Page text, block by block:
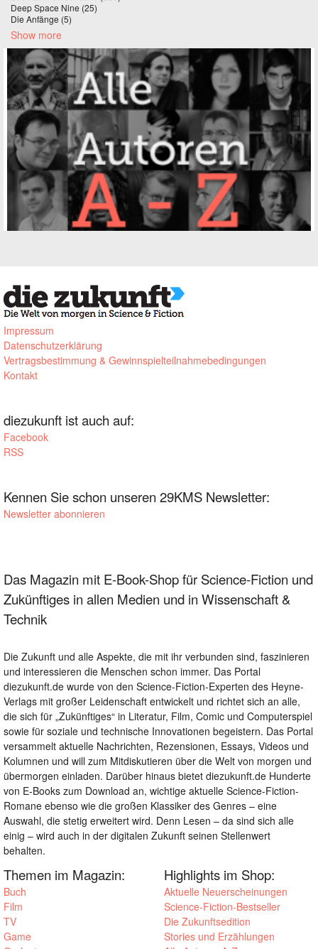
Deep Space Nine (25)
Die Anfänge (5)
Show more
Impressum
Datenschutzerklärung
Vertragsbestimmung & Gewinnspielteilnahmebedingungen
Kontakt
diezukunft ist auch auf:
Facebook
RSS
Kennen Sie schon unseren 29KMS Newsletter:
Newsletter abonnieren
Das Magazin mit E-Book-Shop für Science-Fiction und
Zukünftiges in allen Medien und in Wissenschaft &
Technik
Die Zukunft und alle Aspekte, die mit ihr verbunden sind, faszinieren
und interessieren die Menschen schon immer. Das Portal
diezukunft.de wurde von den Science-Fiction-Experten des Heyne-
Verlags mit großer Leidenschaft entwickelt und richtet sich an alle,
die sich für „Zukünftiges“ in Literatur, Film, Comic und Computerspiel
sowie für soziale und technische Innovationen begeistern. Das Portal
versammelt aktuelle Nachrichten, Rezensionen, Essays, Videos und
Kolumnen und will zum Mitdiskutieren über die Welt von morgen und
übermorgen einladen. Darüber hinaus bietet diezukunft.de Hunderte
von E-Books zum Download an, wichtige aktuelle Science-Fiction-
Romane ebenso wie die großen Klassiker des Genres – eine
Auswahl, die stetig erweitert wird. Denn Lesen – da sind sich alle
einig – wird auch in der digitalen Zukunft seinen Stellenwert
behalten.
Themen im Magazin:
Buch
Film
TV
Game
Highlights im Shop:
Aktuelle Neuerscheinungen
Science-Fiction-Bestseller
Die Zukunftsedition
Stories und Erzählungen